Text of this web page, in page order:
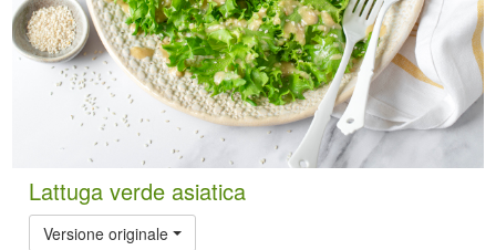
Lattuga verde asiatica
Versione originale